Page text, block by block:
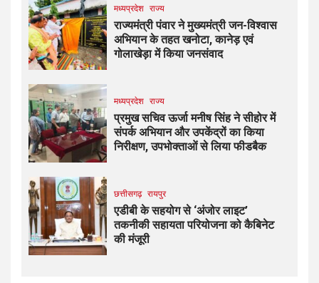
मध्यप्रदेश राज्य
राज्यमंत्री पंवार ने मुख्यमंत्री जन-विश्वास
अभियान के तहत खनोटा, कानेड़ एवं
गोलाखेड़ा में किया जनसंवाद
मध्यप्रदेश राज्य
प्रमुख सचिव ऊर्जा मनीष सिंह ने सीहोर में
संपर्क अभियान और उपकेंद्रों का किया
निरीक्षण, उपभोक्ताओं से लिया फीडबैक
छत्तीसगढ़ रायपुर
एडीबी के सहयोग से ‘अंजोर लाइट’
तकनीकी सहायता परियोजना को कैबिनेट
की मंजूरी